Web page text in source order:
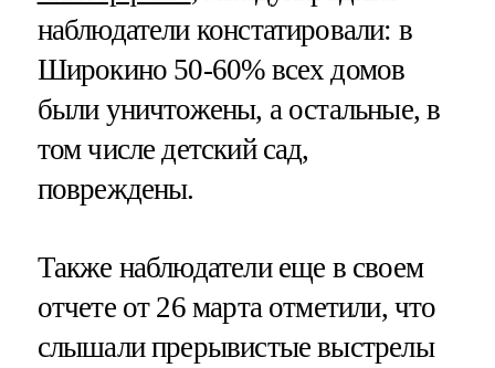
наблюдатели констатировали: в
Широкино 50-60% всех домов
были уничтожены, а остальные, в
том числе детский сад,
повреждены.
Также наблюдатели еще в своем
отчете от 26 марта отметили, что
слышали прерывистые выстрелы